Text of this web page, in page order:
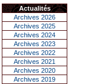
Actualités
Archives 2026
Archives 2025
Archives 2024
Archives 2023
Archives 2022
Archives 2021
Archives 2020
Archives 2019